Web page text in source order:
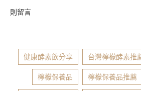
則留言
健康酵素飲分享 台灣檸檬酵素推
檸檬保養品 檸檬保養品推薦